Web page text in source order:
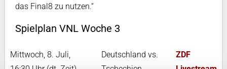
das Final8 zu nutzen.“
Spielplan VNL Woche 3
Mittwoch, 8. Juli,
Deutschland vs.
ZDF